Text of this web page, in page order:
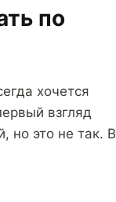
по
хочется
взгляд
но это не так. В